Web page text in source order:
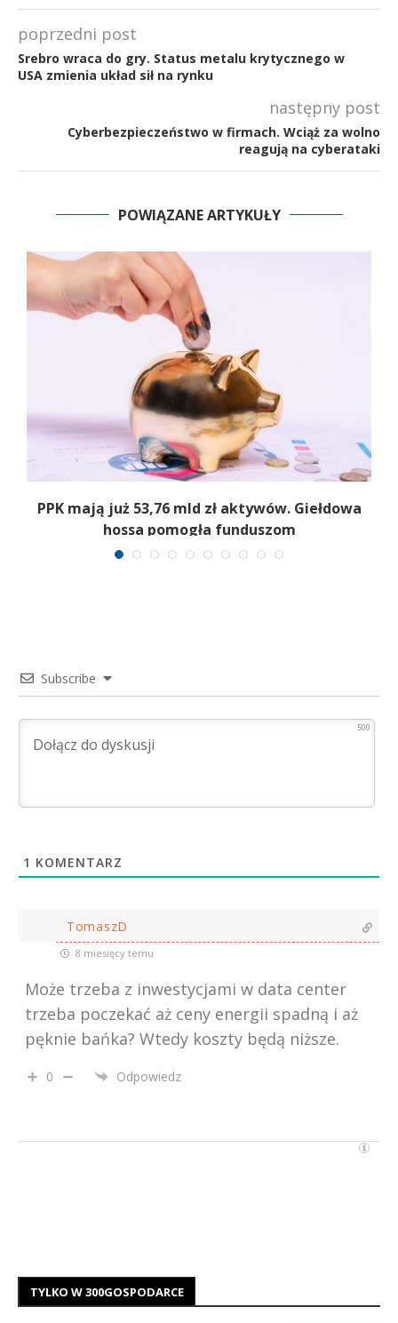
poprzedni post
Srebro wraca do gry. Status metalu krytycznego w
USA zmienia układ sił na rynku
następny post
Cyberbezpieczeństwo w firmach. Wciąż za wolno
reagują na cyberataki
POWIĄZANE ARTYKUŁY
PPK mają już 53,76 mld zł aktywów. Giełdowa
hossa pomogła funduszom
Subscribe
500
1 KOMENTARZ
TomaszD
8 miesięcy temu
Może trzeba z inwestycjami w data center
trzeba poczekać aż ceny energii spadną i aż
pęknie bańka? Wtedy koszty będą niższe.
0 Odpowiedz
TYLKO W 300GOSPODARCE